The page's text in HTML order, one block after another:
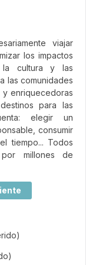
viajar
los impactos
la cultura y las
las comunidades
y enriquecedoras
para las
elegir un
consumir
tiempo... Todos
millones de
donde un
siguiente: